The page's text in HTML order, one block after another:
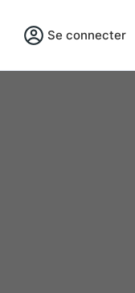
Se connecter